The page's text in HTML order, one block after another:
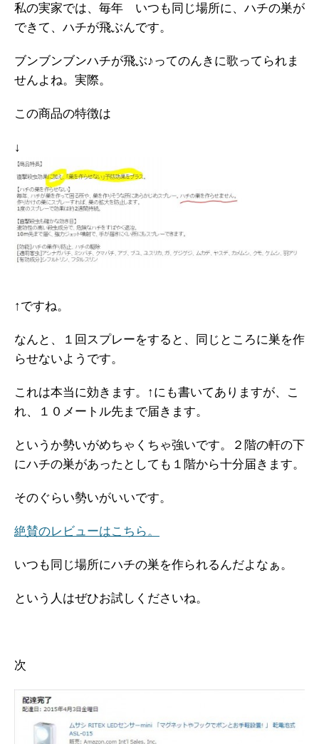
私の実家では、毎年 いつも同じ場所に、ハチの巣が
できて、ハチが飛ぶんです。
ブンブンブンハチが飛ぶ♪ってのんきに歌ってられま
せんよね。実際。
この商品の特徴は
↓
↑ですね。
なんと、１回スプレーをすると、同じところに巣を作
らせないようです。
これは本当に効きます。↑にも書いてありますが、こ
れ、１０メートル先まで届きます。
というか勢いがめちゃくちゃ強いです。２階の軒の下
にハチの巣があったとしても１階から十分届きます。
そのぐらい勢いがいいです。
絶賛のレビューはこちら。
いつも同じ場所にハチの巣を作られるんだよなぁ。
という人はぜひお試しくださいね。
次